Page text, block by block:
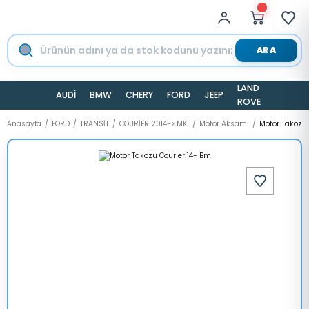
ARA
AUDİ BMW CHERY FORD JEEP
LAND
ROVER
Anasayfa FORD TRANSİT COURİER 2014-> MK1 Motor Aksamı Motor Takozu